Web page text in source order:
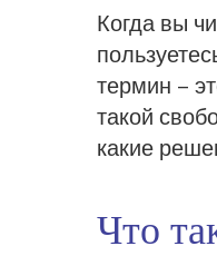
Когда вы
термин –
такой
какие
Что